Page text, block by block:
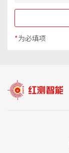
*为必填项